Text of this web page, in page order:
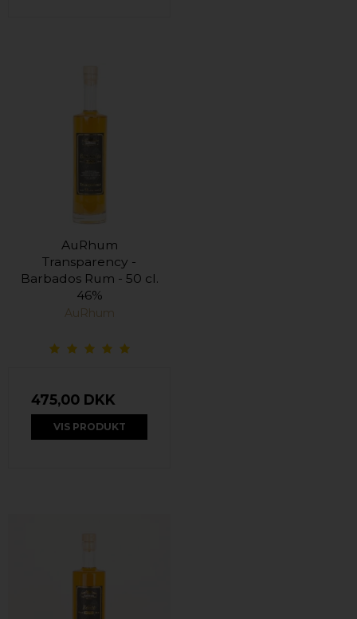
AuRhum
Transparency -
Barbados Rum - 50 cl.
46%
AuRhum
475,00 DKK
VIS PRODUKT